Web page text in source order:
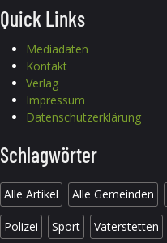
Quick Links
Mediadaten
Kontakt
Verlag
Impressum
Datenschutzerklärung
Schlagwörter
Alle Artikel Alle Gemeinden
Polizei Sport Vaterstetten